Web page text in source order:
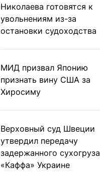
Николаева готовятся к
увольнениям из-за
остановки судоходства
МИД призвал Японию
признать вину США за
Хиросиму
Верховный суд Швеции
утвердил передачу
задержанного сухогруза
«Каффа» Украине